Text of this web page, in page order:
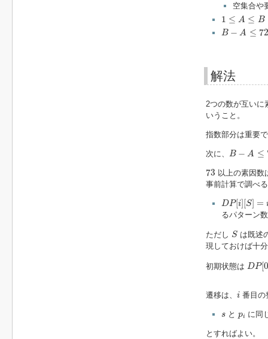
空集合や
1 ≤ A ≤ B
1 A B 10
B − A ≤ 72
B− ≤72
解法
2つの数が互いに
いうこと。
指数部分は重要
次に、 B − A ≤
B− ≤72
73
73 以上の素因数
事前計算で調べ
DP[i][S] =
DP[i][S]=
るパターン数
ただし S
Sは既述
現しておけば十
初期状態は DP[
DP[0
遷移は、 i番目の
ssと pi
pi に同
とすればよい。